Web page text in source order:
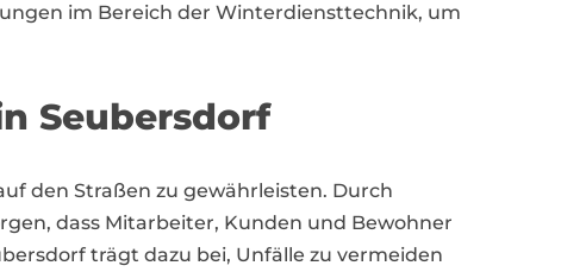
im Bereich der Winterdiensttechnik, um
Seubersdorf
den Straßen zu gewährleisten. Durch
dass Mitarbeiter, Kunden und Bewohner
trägt dazu bei, Unfälle zu vermeiden